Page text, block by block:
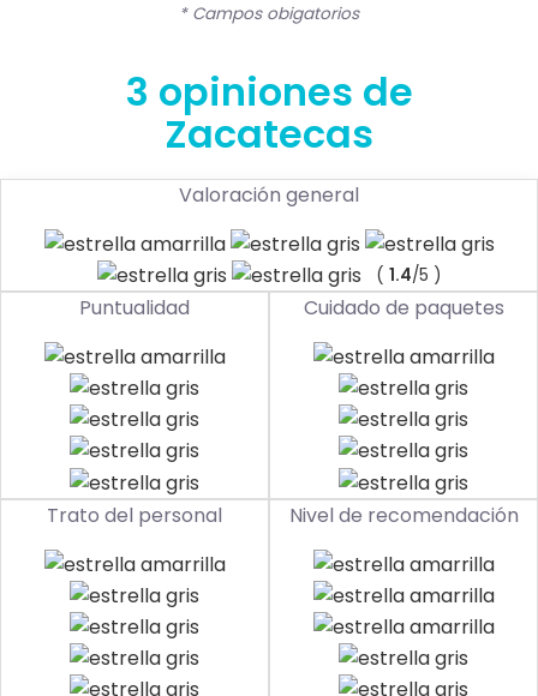
* Campos obigatorios
3 opiniones de
Zacatecas
Valoración general
( 1.4/5 )
Puntualidad Cuidado de paquetes
Trato del personal Nivel de recomendación